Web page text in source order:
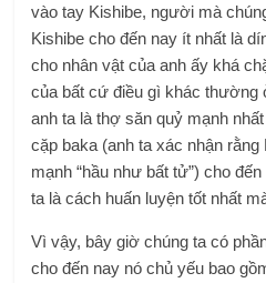
vào tay Kishibe, người mà
Kishibe cho đến nay ít nhất là
cho nhân vật của anh ấy khá
của bất cứ điều gì khác thường
anh ta là thợ săn quỷ mạnh
cặp baka (anh ta xác nhận
mạnh “hầu như bất tử”) cho
ta là cách huấn luyện tốt nhất
Vì vậy, bây giờ chúng ta có
cho đến nay nó chủ yếu bao